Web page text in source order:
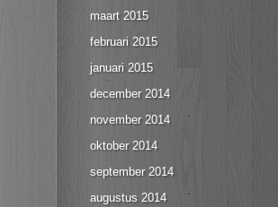
maart 2015
februari 2015
januari 2015
december 2014
november 2014
oktober 2014
september 2014
augustus 2014